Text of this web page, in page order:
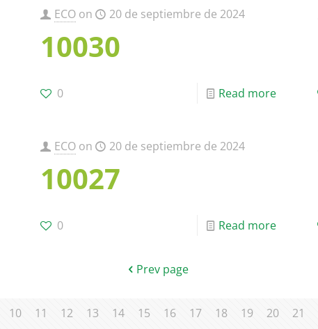
ECO on 20 de septiembre de 2024
10030
0 Read more
ECO on 20 de septiembre de 2024
10027
0 Read more
Prev page
10 11 12 13 14 15 16 17 18 19 20 21